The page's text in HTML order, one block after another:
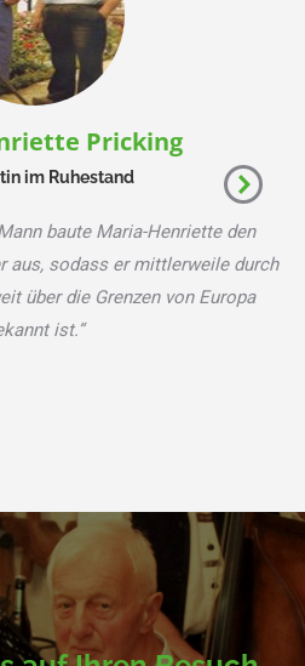
Pricking
im Ruhestand
baute Maria-Henriette den
aus, sodass er mittlerweile durch
über die Grenzen von Europa
ist.“